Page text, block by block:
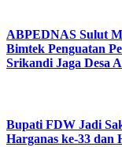
ABPEDNAS Sulut
Bimtek Penguatan
Srikandi Jaga Desa
Bupati FDW Jadi
Harganas ke-33 dan